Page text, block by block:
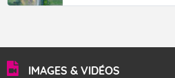
IMAGES & VIDÉOS